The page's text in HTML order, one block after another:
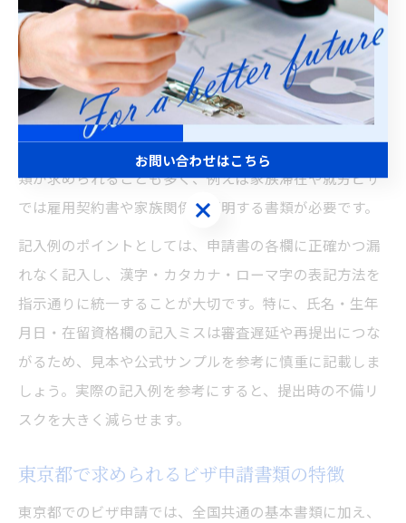
東京都でビザ申請を行う際、まず重要なのは必要書類を
正確に揃えることです。主な書類としては、申請書、パ
スポート原本とコピー、写真、在留カード（更新や変更
の場合）、理由書、身元保証書、住民票や納税証明書な
どが挙げられます。ビザの種類や申請内容により追加書
類が求められることも多く、例えば家族滞在や就労ビザ
では雇用契約書や家族関係を証明する書類が必要です。
記入例のポイントとしては、申請書の各欄に正確かつ漏
れなく記入し、漢字・カタカナ・ローマ字の表記方法を
指示通りに統一することが大切です。特に、氏名・生年
月日・在留資格欄の記入ミスは審査遅延や再提出につな
がるため、見本や公式サンプルを参考に慎重に記載しま
しょう。実際の記入例を参考にすると、提出時の不備リ
スクを大きく減らせます。
東京都で求められるビザ申請書類の特徴
東京都でのビザ申請では、全国共通の基本書類に加え、
お問い合わせはこちら
お問い合わせはこちら